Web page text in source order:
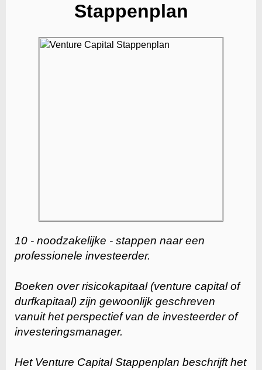
Stappenplan
10 - noodzakelijke - stappen naar een
professionele investeerder.
Boeken over risicokapitaal (venture capital of
durfkapitaal) zijn gewoonlijk geschreven
vanuit het perspectief van de investeerder of
investeringsmanager.
Het Venture Capital Stappenplan beschrijft het